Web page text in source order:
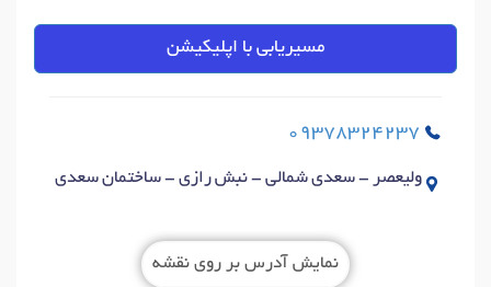
مسیریابی با اپلیکیشن
09378324237
ولیعصر - سعدی شمالی - نبش رازی - ساختمان سعدی
نمایش آدرس بر روی نقشه